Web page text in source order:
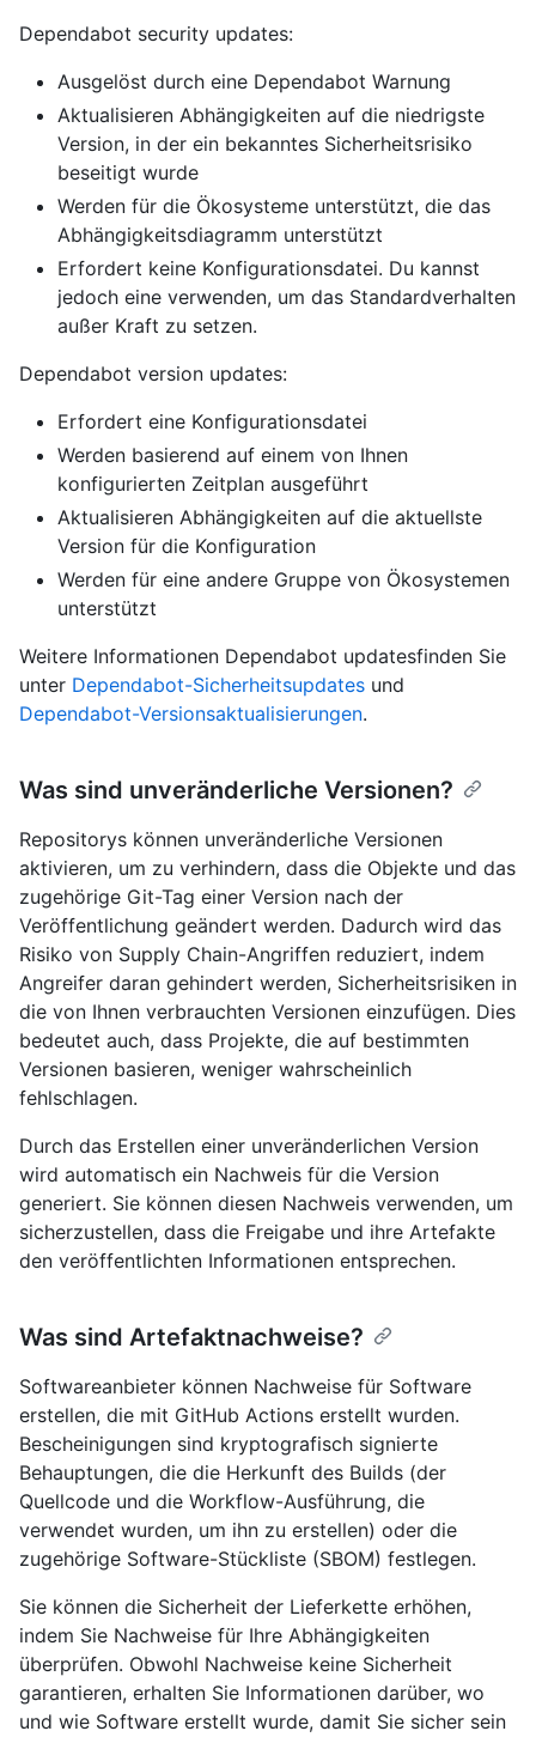
Dependabot security updates:
Ausgelöst durch eine Dependabot Warnung
Aktualisieren Abhängigkeiten auf die niedrigste
Version, in der ein bekanntes Sicherheitsrisiko
beseitigt wurde
Werden für die Ökosysteme unterstützt, die das
Abhängigkeitsdiagramm unterstützt
Erfordert keine Konfigurationsdatei. Du kannst
jedoch eine verwenden, um das Standardverhalten
außer Kraft zu setzen.
Dependabot version updates:
Erfordert eine Konfigurationsdatei
Werden basierend auf einem von Ihnen
konfigurierten Zeitplan ausgeführt
Aktualisieren Abhängigkeiten auf die aktuellste
Version für die Konfiguration
Werden für eine andere Gruppe von Ökosystemen
unterstützt
Weitere Informationen Dependabot updatesfinden Sie
unter Dependabot-Sicherheitsupdates und
Dependabot-Versionsaktualisierungen.
Was sind unveränderliche Versionen?
Repositorys können unveränderliche Versionen
aktivieren, um zu verhindern, dass die Objekte und das
zugehörige Git-Tag einer Version nach der
Veröffentlichung geändert werden. Dadurch wird das
Risiko von Supply Chain-Angriffen reduziert, indem
Angreifer daran gehindert werden, Sicherheitsrisiken in
die von Ihnen verbrauchten Versionen einzufügen. Dies
bedeutet auch, dass Projekte, die auf bestimmten
Versionen basieren, weniger wahrscheinlich
fehlschlagen.
Durch das Erstellen einer unveränderlichen Version
wird automatisch ein Nachweis für die Version
generiert. Sie können diesen Nachweis verwenden, um
sicherzustellen, dass die Freigabe und ihre Artefakte
den veröffentlichten Informationen entsprechen.
Was sind Artefaktnachweise?
Softwareanbieter können Nachweise für Software
erstellen, die mit GitHub Actions erstellt wurden.
Bescheinigungen sind kryptografisch signierte
Behauptungen, die die Herkunft des Builds (der
Quellcode und die Workflow-Ausführung, die
verwendet wurden, um ihn zu erstellen) oder die
zugehörige Software-Stückliste (SBOM) festlegen.
Sie können die Sicherheit der Lieferkette erhöhen,
indem Sie Nachweise für Ihre Abhängigkeiten
überprüfen. Obwohl Nachweise keine Sicherheit
garantieren, erhalten Sie Informationen darüber, wo
und wie Software erstellt wurde, damit Sie sicher sein